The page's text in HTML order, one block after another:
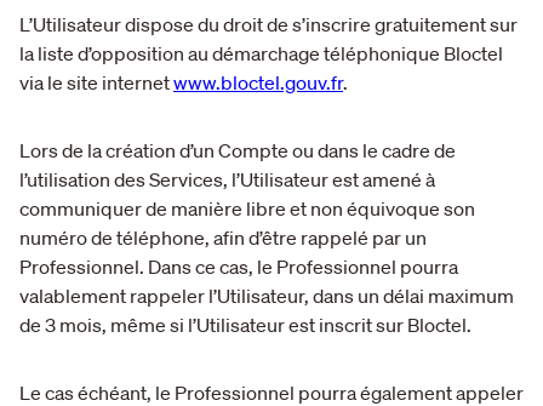
L’Utilisateur dispose du droit de s’inscrire gratuitement sur
la liste d’opposition au démarchage téléphonique Bloctel
via le site internetwww.bloctel.gouv.fr.
Lors de la création d’un Compte ou dans le cadre de
l’utilisation des Services, l’Utilisateur est amené à
communiquer de manière libre et non équivoque son
numéro de téléphone, afin d’être rappelé par un
Professionnel. Dans ce cas, le Professionnel pourra
valablement rappeler l’Utilisateur, dans un délai maximum
de 3 mois, même si l’Utilisateur est inscrit sur Bloctel.
Le cas échéant, le Professionnel pourra également appeler